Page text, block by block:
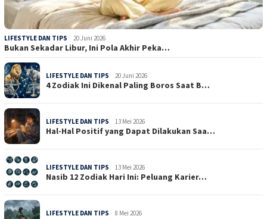
LIFESTYLE DAN TIPS 20 Juni 2026
Bukan Sekadar Libur, Ini Pola Akhir Peka…
LIFESTYLE DAN TIPS 20 Juni 2026
4 Zodiak Ini Dikenal Paling Boros Saat B…
LIFESTYLE DAN TIPS 13 Mei 2026
Hal-Hal Positif yang Dapat Dilakukan Saa…
LIFESTYLE DAN TIPS 13 Mei 2026
Nasib 12 Zodiak Hari Ini: Peluang Karier…
LIFESTYLE DAN TIPS 8 Mei 2026